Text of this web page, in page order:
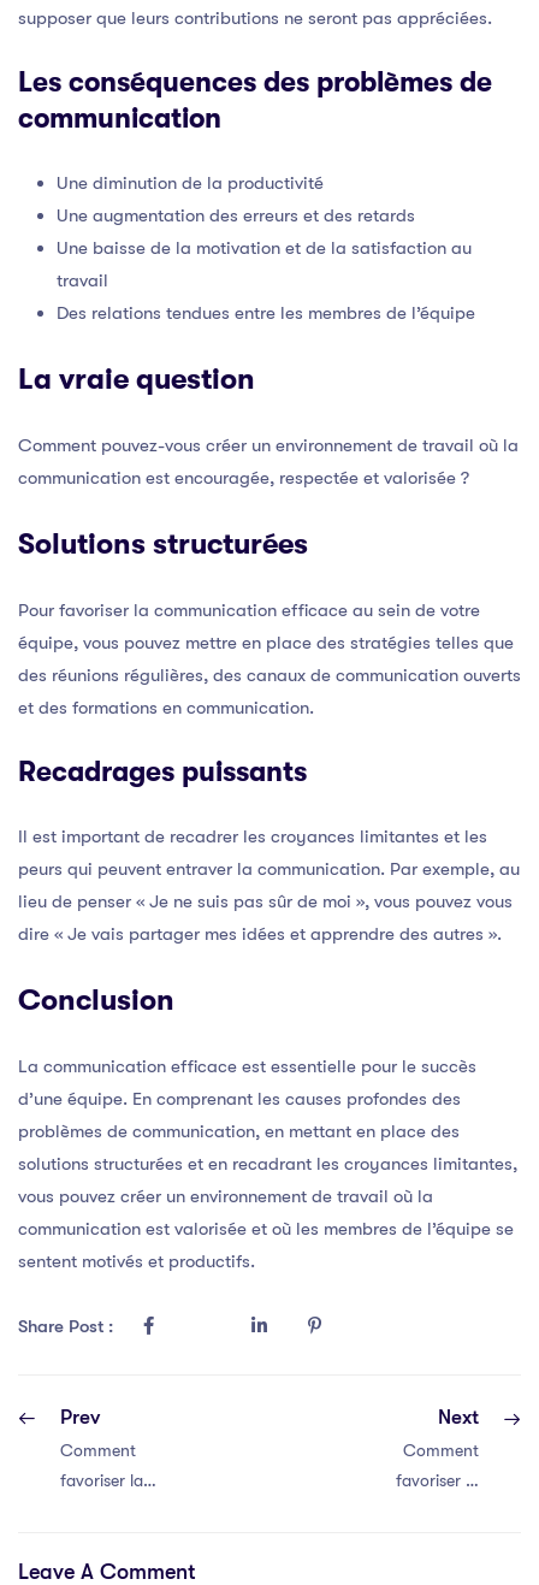
supposer que leurs contributions ne seront pas appréciées.
Les conséquences des problèmes de
communication
Une diminution de la productivité
Une augmentation des erreurs et des retards
Une baisse de la motivation et de la satisfaction au
travail
Des relations tendues entre les membres de l’équipe
La vraie question
Comment pouvez-vous créer un environnement de travail où la
communication est encouragée, respectée et valorisée ?
Solutions structurées
Pour favoriser la communication efficace au sein de votre
équipe, vous pouvez mettre en place des stratégies telles que
des réunions régulières, des canaux de communication ouverts
et des formations en communication.
Recadrages puissants
Il est important de recadrer les croyances limitantes et les
peurs qui peuvent entraver la communication. Par exemple, au
lieu de penser « Je ne suis pas sûr de moi », vous pouvez vous
dire « Je vais partager mes idées et apprendre des autres ».
Conclusion
La communication efficace est essentielle pour le succès
d’une équipe. En comprenant les causes profondes des
problèmes de communication, en mettant en place des
solutions structurées et en recadrant les croyances limitantes,
vous pouvez créer un environnement de travail où la
communication est valorisée et où les membres de l’équipe se
sentent motivés et productifs.
Share Post :
Prev
Comment
favoriser la
de votre équipe
Next
Comment
favoriser la
Leave A Comment